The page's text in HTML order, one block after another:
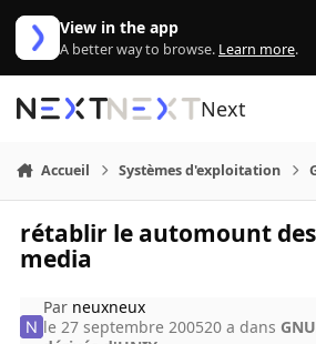
Aller au contenu
View in the app
A better way to browse. Learn more.
Next
Accueil Systèmes d'exploitation
rétablir le automount
media
Par neuxneux
le 27 septembre 200520 a dans